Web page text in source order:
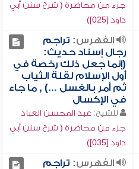
جزء من محاضرة ( شرح سنن أبي
داود [025])
الفهرس: تراجم
رجال إسناد حديث:
(إنما جعل ذلك رخصة في
أول الإسلام لقلة الثياب
ثم أمر بالغسل ...) , ما جاء
في الإكسال
للشيخ: عبد المحسن العباد
جزء من محاضرة ( شرح سنن أبي
داود [035])
الفهرس: تراجم